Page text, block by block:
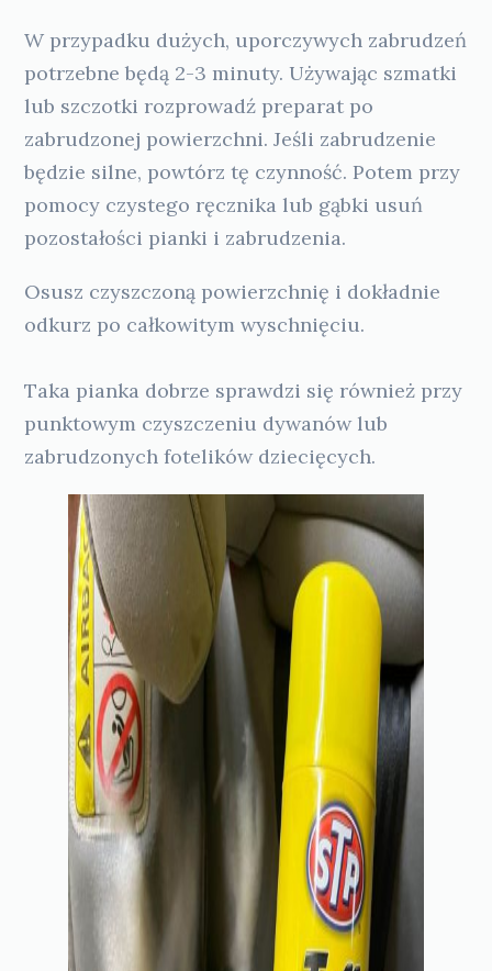
W przypadku dużych, uporczywych zabrudzeń
potrzebne będą 2-3 minuty. Używając szmatki
lub szczotki rozprowadź preparat po
zabrudzonej powierzchni. Jeśli zabrudzenie
będzie silne, powtórz tę czynność. Potem przy
pomocy czystego ręcznika lub gąbki usuń
pozostałości pianki i zabrudzenia.
Osusz czyszczoną powierzchnię i dokładnie
odkurz po całkowitym wyschnięciu.
Taka pianka dobrze sprawdzi się również przy
punktowym czyszczeniu dywanów lub
zabrudzonych fotelików dziecięcych.